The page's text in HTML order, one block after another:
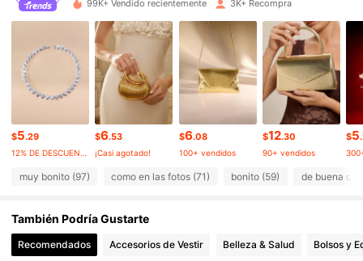
4.72 23K Seguidores
4.72 23K Seguidores
4.72 23K Seguidores
4.72 23K Seguidores
4.72 23K Seguidores
99K+ Vendido recientemente 3K+ Recompra
$5.29
12% DE DESCUENTO
$6.53
¡Casi agotado!
$6.08
100+ vendidos
$12.30
90+ vendidos
$5
muy bonito (97) como en las fotos (71) bonito (59) de buena
También Podría Gustarte
Recomendados Accesorios de Vestir Belleza & Salud Bolsos y